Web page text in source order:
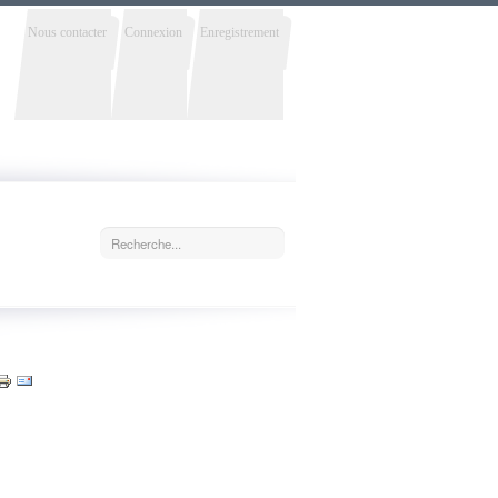
Nous contacter Connexion Enregistrement